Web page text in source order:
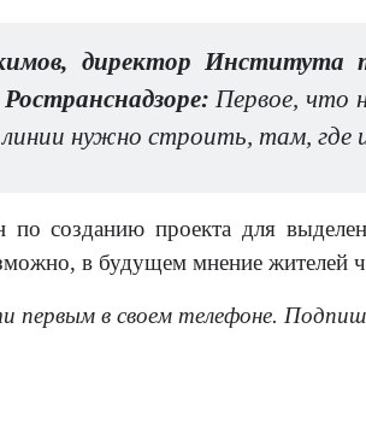
директор Института
Первое, что
линии нужно строить, там,
по созданию проекта для
в будущем мнение жителей
первым в своем телефоне.